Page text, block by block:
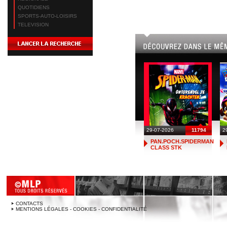
QUOTIDIENS
SPORTS-AUTO-LOISIRS
TELEVISION
29-07-2026 11794
PAN.POCH.SPIDERMAN
CLASS STK
CONTACTS
MENTIONS LÉGALES - COOKIES - CONFIDENTIALITÉ